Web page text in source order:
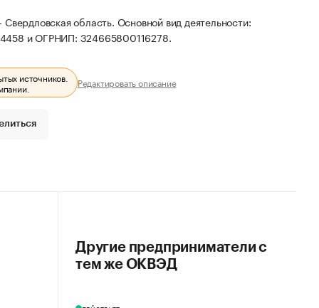
область. Основной вид деятельности:
и ОГРНИП: 324665800116278.
источников. Редактировать описание
Другие предприниматели с
тем же ОКВЭД